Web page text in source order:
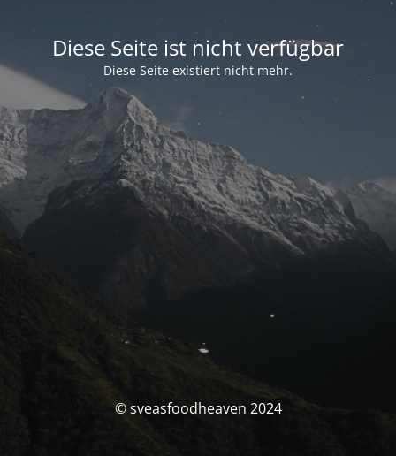
Diese Seite ist nicht verfügbar
Diese Seite existiert nicht mehr.
© sveasfoodheaven 2024